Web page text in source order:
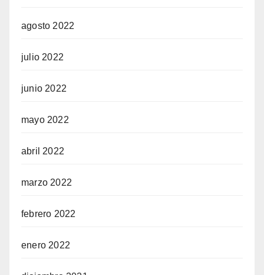
agosto 2022
julio 2022
junio 2022
mayo 2022
abril 2022
marzo 2022
febrero 2022
enero 2022